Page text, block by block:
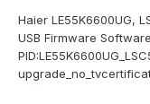
Haier LE55K6600UG,
USB Firmware